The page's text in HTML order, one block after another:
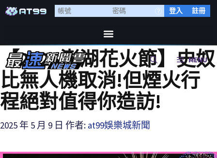
登入 註冊
MENU
【2025澎湖花火節】史奴
比無人機取消!但煙火行
程絕對值得你造訪!
2025 年 5 月 9 日 作者: at99娛樂城新聞